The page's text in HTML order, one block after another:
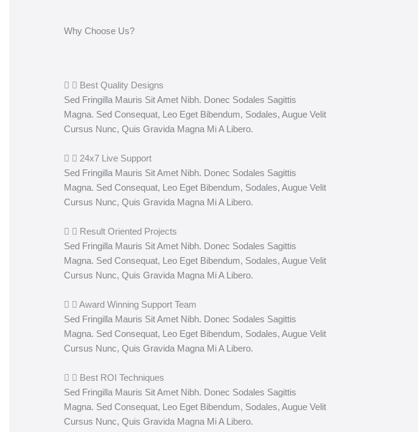
Why Choose Us?
Best Quality Designs
Sed Fringilla Mauris Sit Amet Nibh. Donec Sodales Sagittis
Magna. Sed Consequat, Leo Eget Bibendum, Sodales, Augue Velit
Cursus Nunc, Quis Gravida Magna Mi A Libero.
24x7 Live Support
Sed Fringilla Mauris Sit Amet Nibh. Donec Sodales Sagittis
Magna. Sed Consequat, Leo Eget Bibendum, Sodales, Augue Velit
Cursus Nunc, Quis Gravida Magna Mi A Libero.
Result Oriented Projects
Sed Fringilla Mauris Sit Amet Nibh. Donec Sodales Sagittis
Magna. Sed Consequat, Leo Eget Bibendum, Sodales, Augue Velit
Cursus Nunc, Quis Gravida Magna Mi A Libero.
Award Winning Support Team
Sed Fringilla Mauris Sit Amet Nibh. Donec Sodales Sagittis
Magna. Sed Consequat, Leo Eget Bibendum, Sodales, Augue Velit
Cursus Nunc, Quis Gravida Magna Mi A Libero.
Best ROI Techniques
Sed Fringilla Mauris Sit Amet Nibh. Donec Sodales Sagittis
Magna. Sed Consequat, Leo Eget Bibendum, Sodales, Augue Velit
Cursus Nunc, Quis Gravida Magna Mi A Libero.